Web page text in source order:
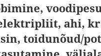
ahi,
toidunõud/